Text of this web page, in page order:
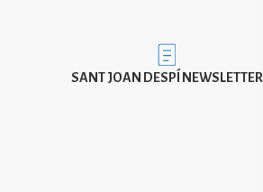
Imatge
SANT JOAN DESPÍ NEWSLETTER